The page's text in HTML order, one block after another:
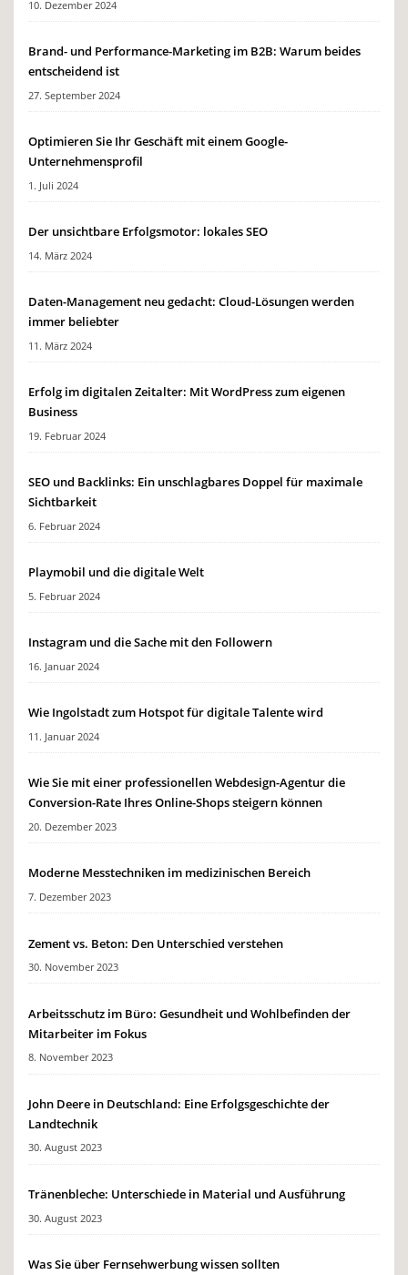
10. Dezember 2024
Brand- und Performance-Marketing im B2B: Warum beides
entscheidend ist
27. September 2024
Optimieren Sie Ihr Geschäft mit einem Google-
Unternehmensprofil
1. Juli 2024
Der unsichtbare Erfolgsmotor: lokales SEO
14. März 2024
Daten-Management neu gedacht: Cloud-Lösungen werden
immer beliebter
11. März 2024
Erfolg im digitalen Zeitalter: Mit WordPress zum eigenen
Business
19. Februar 2024
SEO und Backlinks: Ein unschlagbares Doppel für maximale
Sichtbarkeit
6. Februar 2024
Playmobil und die digitale Welt
5. Februar 2024
Instagram und die Sache mit den Followern
16. Januar 2024
Wie Ingolstadt zum Hotspot für digitale Talente wird
11. Januar 2024
Wie Sie mit einer professionellen Webdesign-Agentur die
Conversion-Rate Ihres Online-Shops steigern können
20. Dezember 2023
Moderne Messtechniken im medizinischen Bereich
7. Dezember 2023
Zement vs. Beton: Den Unterschied verstehen
30. November 2023
Arbeitsschutz im Büro: Gesundheit und Wohlbefinden der
Mitarbeiter im Fokus
8. November 2023
John Deere in Deutschland: Eine Erfolgsgeschichte der
Landtechnik
30. August 2023
Tränenbleche: Unterschiede in Material und Ausführung
30. August 2023
Was Sie über Fernsehwerbung wissen sollten